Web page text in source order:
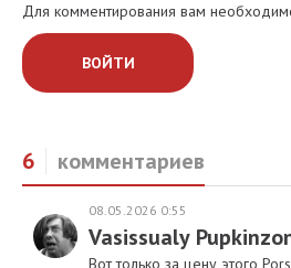
Для комментирования вам
ВОЙТИ
6 комментариев
08.05.2026 0:55
Vasissualy
Вот только за цену этого